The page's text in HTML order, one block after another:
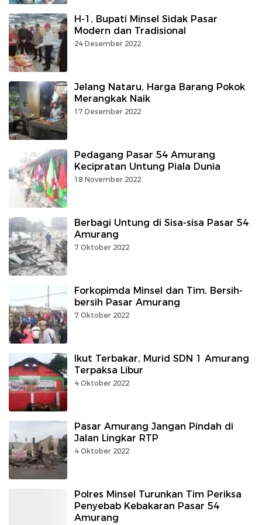
H-1, Bupati Minsel Sidak Pasar
Modern dan Tradisional
24 Desember 2022
Jelang Nataru, Harga Barang Pokok
Merangkak Naik
17 Desember 2022
Pedagang Pasar 54 Amurang
Kecipratan Untung Piala Dunia
18 November 2022
Berbagi Untung di Sisa-sisa Pasar 54
Amurang
7 Oktober 2022
Forkopimda Minsel dan Tim, Bersih-
bersih Pasar Amurang
7 Oktober 2022
Ikut Terbakar, Murid SDN 1 Amurang
Terpaksa Libur
4 Oktober 2022
Pasar Amurang Jangan Pindah di
Jalan Lingkar RTP
4 Oktober 2022
Polres Minsel Turunkan Tim Periksa
Penyebab Kebakaran Pasar 54
Amurang